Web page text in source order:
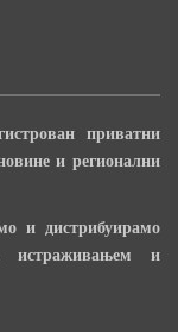
приватни
и регионални
и дистрибуирамо
истраживањем и